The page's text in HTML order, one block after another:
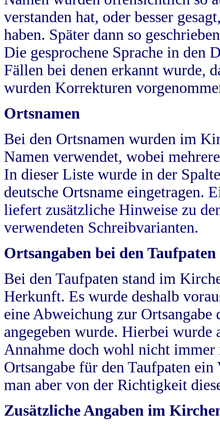
verstanden hat, oder besser
haben. Später dann so
Die gesprochene Sprache in
Fällen bei denen erkannt wurde,
wurden Korrekturen
Ortsnamen
Bei den Ortsnamen wurden im
Namen verwendet, wobei
In dieser Liste wurde in der
deutsche Ortsname eingetragen.
liefert zusätzliche Hinweise zu
verwendeten Schreibvarianten.
Ortsangaben bei den Taufpaten
Bei den Taufpaten stand im
Herkunft. Es wurde deshalb
eine Abweichung zur
angegeben wurde. Hierbei wurde
Annahme doch wohl nicht
Ortsangabe für den Taufpaten
man aber von der Richtigkeit
Zusätzliche Angaben im